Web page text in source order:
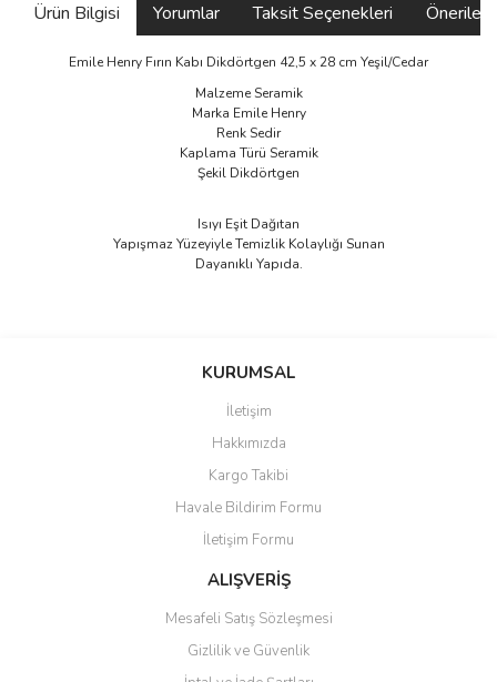
Ürün Bilgisi Yorumlar Taksit Seçenekleri
Emile Henry Fırın Kabı Dikdörtgen 42,5 x 28 cm Yeşil/Cedar
Malzeme Seramik
Marka Emile Henry
Renk Sedir
Kaplama Türü Seramik
Şekil Dikdörtgen
Isıyı Eşit Dağıtan
Yapışmaz Yüzeyiyle Temizlik Kolaylığı Sunan
Dayanıklı Yapıda.
Bu ürüne ilk yorumu siz yapın!
Ürün resmi kalitesiz, bozuk veya görüntülenemiyor.
Ürün açıklamasında eksik bilgiler bulunuyor.
Ürün bilgilerinde hatalar bulunuyor.
Ürün fiyatı diğer sitelerden daha pahalı.
Bu ürüne benzer farklı alternatifler olmalı.
KURUMSAL
İletişim
Hakkımızda
Kargo Takibi
Havale Bildirim Formu
İletişim Formu
ALIŞVERİŞ
Mesafeli Satış Sözleşmesi
Gizlilik ve Güvenlik